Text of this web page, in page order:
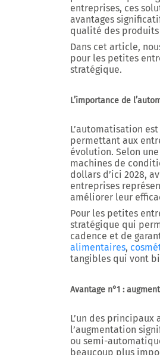
entreprises, ces
avantages
qualité des produits
Dans cet article,
pour les petites
stratégique.
L’importance de
L’automatisation
permettant aux
évolution. Selon
machines de
dollars d’ici 2028,
entreprises
améliorer leur
Pour les petites
stratégique qui
cadence et de
alimentaires,
tangibles qui vont
Avantage n°1 :
L’un des
l’augmentation
ou semi-
beaucoup plus